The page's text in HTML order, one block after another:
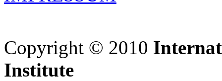
Copyright © 2010
Institute